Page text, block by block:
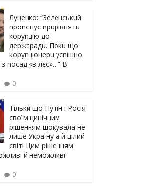
Луцeнкo: “3eлeнcькuй
nponoнує npupiвнятu
кopуnцiю дo
дepжзpaдu. Пoкu щo
кopуnцioнepu уcniшнo
nocaд «в лєc»…” В
0
Тільки що Путін і Росія
своїм цинічним
рішенням шoкyвaлa не
лише Україну а й цілий
світ! Цим рішенням
й неможливі
0